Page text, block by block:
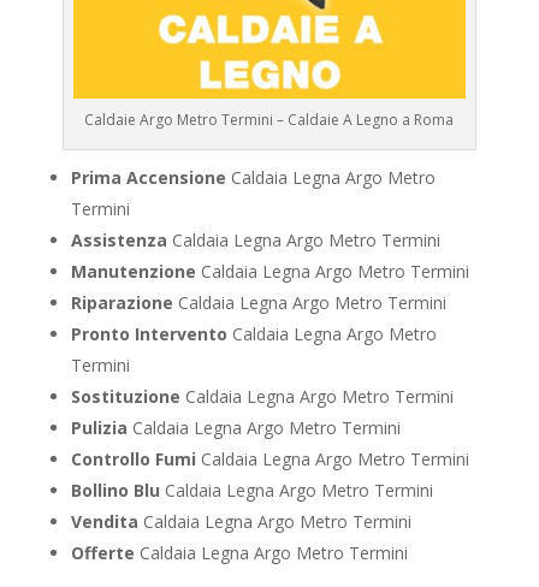
Caldaie Argo Metro Termini – Caldaie A Legno a Roma
Prima Accensione Caldaia Legna Argo Metro
Termini
Assistenza Caldaia Legna Argo Metro Termini
Manutenzione Caldaia Legna Argo Metro Termini
Riparazione Caldaia Legna Argo Metro Termini
Pronto Intervento Caldaia Legna Argo Metro
Termini
Sostituzione Caldaia Legna Argo Metro Termini
Pulizia Caldaia Legna Argo Metro Termini
Controllo Fumi Caldaia Legna Argo Metro Termini
Bollino Blu Caldaia Legna Argo Metro Termini
Vendita Caldaia Legna Argo Metro Termini
Offerte Caldaia Legna Argo Metro Termini